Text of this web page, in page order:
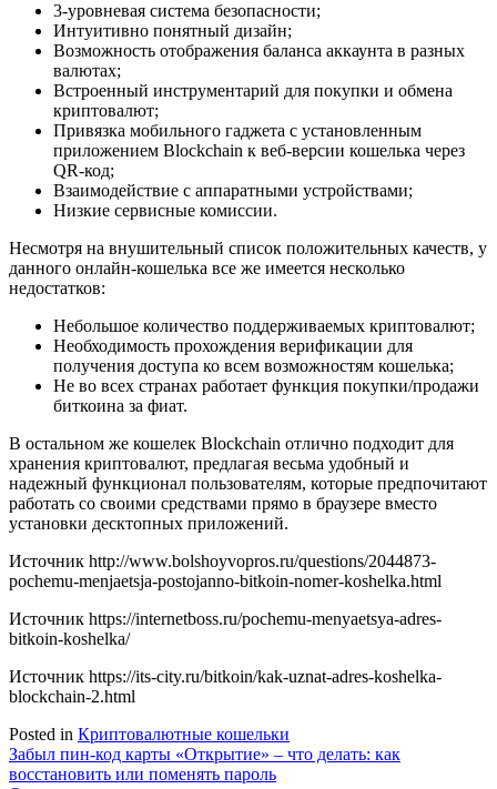
3-уровневая система безопасности;
Интуитивно понятный дизайн;
Возможность отображения баланса аккаунта в разных
валютах;
Встроенный инструментарий для покупки и обмена
криптовалют;
Привязка мобильного гаджета с установленным
приложением Blockchain к веб-версии кошелька через
QR-код;
Взаимодействие с аппаратными устройствами;
Низкие сервисные комиссии.
Несмотря на внушительный список положительных качеств, у
данного онлайн-кошелька все же имеется несколько
недостатков:
Небольшое количество поддерживаемых криптовалют;
Необходимость прохождения верификации для
получения доступа ко всем возможностям кошелька;
Не во всех странах работает функция покупки/продажи
биткоина за фиат.
В остальном же кошелек Blockchain отлично подходит для
хранения криптовалют, предлагая весьма удобный и
надежный функционал пользователям, которые предпочитают
работать со своими средствами прямо в браузере вместо
установки десктопных приложений.
Источник http://www.bolshoyvopros.ru/questions/2044873-
pochemu-menjaetsja-postojanno-bitkoin-nomer-koshelka.html
Источник https://internetboss.ru/pochemu-menyaetsya-adres-
bitkoin-koshelka/
Источник https://its-city.ru/bitkoin/kak-uznat-adres-koshelka-
blockchain-2.html
Posted in Криптовалютные кошельки
Навигация
Забыл пин-код карты «Открытие» – что делать: как
восстановить или поменять пароль